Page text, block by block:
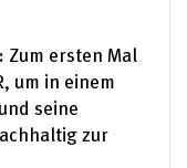
Zum ersten Mal
um in einem
seine
zur